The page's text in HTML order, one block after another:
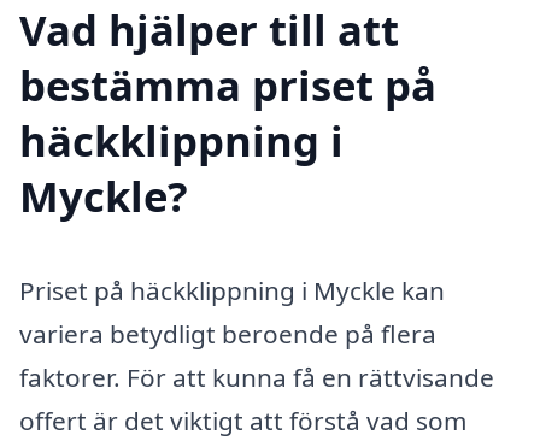
Vad hjälper till att
bestämma priset på
häckklippning i
Myckle?
Priset på häckklippning i Myckle kan
variera betydligt beroende på flera
faktorer. För att kunna få en rättvisande
offert är det viktigt att förstå vad som